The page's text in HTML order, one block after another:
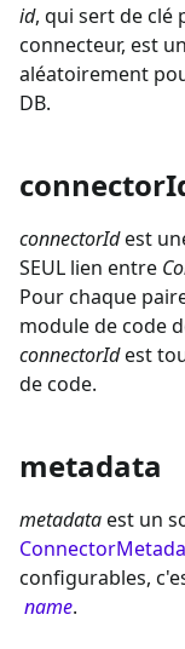
id, qui sert de clé
connecteur, est
aléatoirement
DB.
connectorIdest
SEUL lien entre
Pour chaque
module de code
connectorIdest
de code.
metadata
metadataest un
configurables,
name.